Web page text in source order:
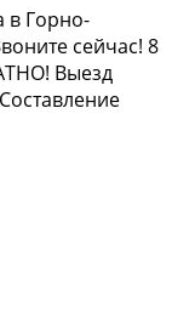
в Горно-
сейчас! 8
Выезд